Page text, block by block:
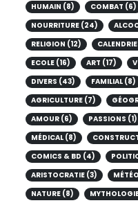
HUMAIN (8) COMBAT (6)
NOURRITURE (24)
RELIGION (12)
ECOLE (16)
ART (17)
DIVERS (43)
FAMILIAL (8)
AGRICULTURE (7)
AMOUR (6)
PASSIONS (1)
MÉDICAL (8)
COMICS & BD (4)
ARISTOCRATIE (3)
NATURE (8)